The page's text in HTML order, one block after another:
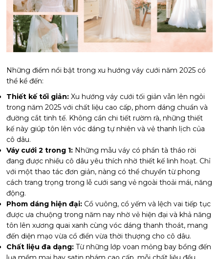
Những điểm nổi bật trong xu hướng váy cưới năm 2025 có
thể kể đến:
Thiết kế tối giản: Xu hướng váy cưới tối giản vẫn lên ngôi
trong năm 2025 với chất liệu cao cấp, phom dáng chuẩn và
đường cắt tinh tế. Không cần chi tiết rườm rà, những thiết
kế này giúp tôn lên vóc dáng tự nhiên và vẻ thanh lịch của
cô dâu.
Váy cưới 2 trong 1: Những mẫu váy có phần tà tháo rời
đang được nhiều cô dâu yêu thích nhờ thiết kế linh hoạt. Chỉ
với một thao tác đơn giản, nàng có thể chuyển từ phong
cách trang trọng trong lễ cưới sang vẻ ngoài thoải mái, năng
động.
Phom dáng hiện đại: Cổ vuông, cổ yếm và lệch vai tiếp tục
được ưa chuộng trong năm nay nhờ vẻ hiện đại và khả năng
tôn lên xương quai xanh cùng vóc dáng thanh thoát, mang
đến diện mạo vừa cổ điển vừa thời thượng cho cô dâu.
Chất liệu đa dạng: Từ những lớp voan mỏng bay bổng đến